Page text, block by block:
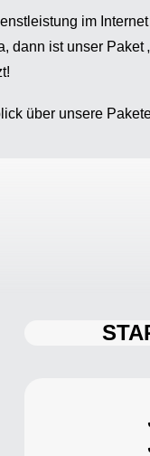
im
dann ist unser
über unsere